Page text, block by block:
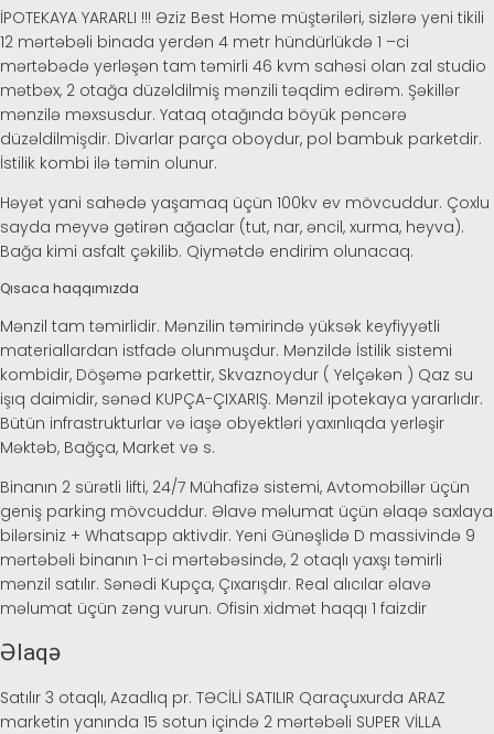
İPOTEKAYA YARARLI !!! Əziz Best Home müştəriləri, sizlərə yeni tikili
12 mərtəbəli binada yerdən 4 metr hündürlükdə 1 –ci
mərtəbədə yerləşən tam təmirli 46 kvm sahəsi olan zal studio
mətbəx, 2 otağa düzəldilmiş mənzili təqdim edirəm. Şəkillər
mənzilə məxsusdur. Yataq otağında böyük pəncərə
düzəldilmişdir. Divarlar parça oboydur, pol bambuk parketdir.
İstilik kombi ilə təmin olunur.
Həyət yani sahədə yaşamaq üçün 100kv ev mövcuddur. Çoxlu
sayda meyvə gətirən ağaclar (tut, nar, əncil, xurma, heyva).
Bağa kimi asfalt çəkilib. Qiymətdə endirim olunacaq.
Qısaca haqqımızda
Mənzil tam təmirlidir. Mənzilin təmirində yüksək keyfiyyətli
materiallardan istfadə olunmuşdur. Mənzildə İstilik sistemi
kombidir, Döşəmə parkettir, Skvaznoydur ( Yelçəkən ) Qaz su
işıq daimidir, sənəd KUPÇA-ÇIXARIŞ. Mənzil ipotekaya yararlıdır.
Bütün infrastrukturlar və iaşə obyektləri yaxınlıqda yerləşir
Məktəb, Bağça, Market və s.
Binanın 2 sürətli lifti, 24/7 Mühafizə sistemi, Avtomobillər üçün
geniş parking mövcuddur. Əlavə məlumat üçün əlaqə saxlaya
bilərsiniz + Whatsapp aktivdir. Yeni Günəşlidə D massivində 9
mərtəbəli binanın 1-ci mərtəbəsində, 2 otaqlı yaxşı təmirli
mənzil satılır. Sənədi Kupça, Çıxarışdır. Real alıcılar əlavə
məlumat üçün zəng vurun. Ofisin xidmət haqqı 1 faizdir
Əlaqə
Satılır 3 otaqlı, Azadlıq pr. TƏCİLİ SATILIR Qaraçuxurda ARAZ
marketin yanında 15 sotun içində 2 mərtəbəli SUPER VİLLA